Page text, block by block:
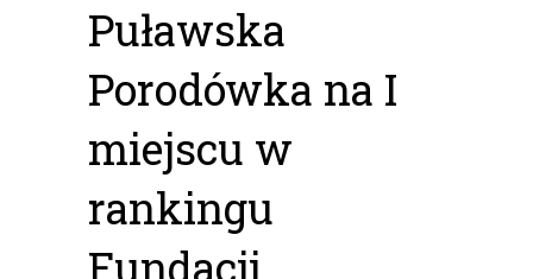
Puławska
Porodówka na I
miejscu w
rankingu